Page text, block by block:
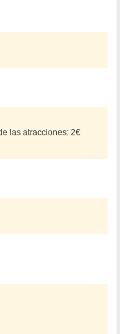
las atracciones: 2€